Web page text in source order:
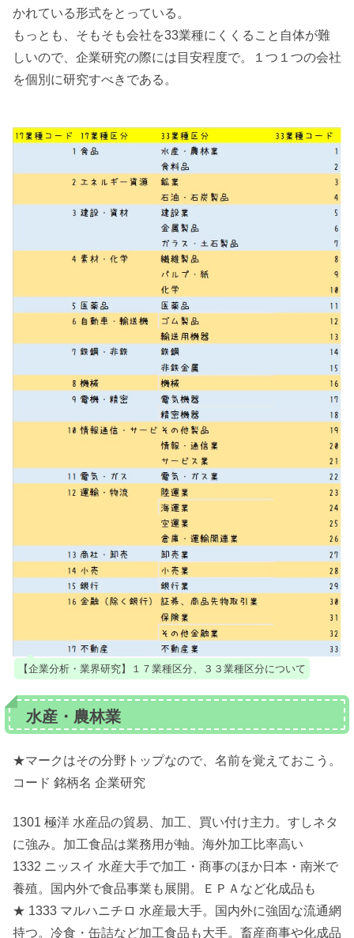
かれている形式をとっている。
もっとも、そもそも会社を33業種にくくること自体が難
しいので、企業研究の際には目安程度で。１つ１つの会社
を個別に研究すべきである。
【企業分析・業界研究】１７業種区分、３３業種区分について
水産・農林業
★マークはその分野トップなので、名前を覚えておこう。
コード 銘柄名 企業研究
1301 極洋 水産品の貿易、加工、買い付け主力。すしネタ
に強み。加工食品は業務用が軸。海外加工比率高い
1332 ニッスイ 水産大手で加工・商事のほか日本・南米で
養殖。国内外で食品事業も展開。ＥＰＡなど化成品も
★ 1333 マルハニチロ 水産最大手。国内外に強固な流通網
持つ。冷食・缶詰など加工食品も大手。畜産商事や化成品